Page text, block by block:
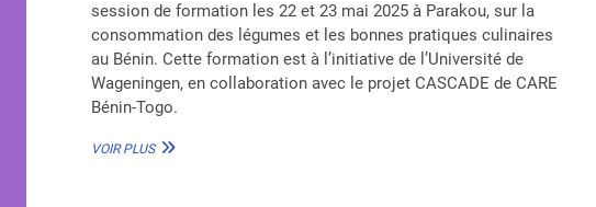
session de formation les 22 et 23 mai 2025 à Parakou, sur la
consommation des légumes et les bonnes pratiques culinaires
au Bénin. Cette formation est à l’initiative de l’Université de
Wageningen, en collaboration avec le projet CASCADE de CARE
Bénin-Togo.
VOIR PLUSBÉNIN